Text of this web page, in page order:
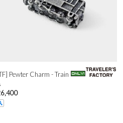
Pewter Charm - Train